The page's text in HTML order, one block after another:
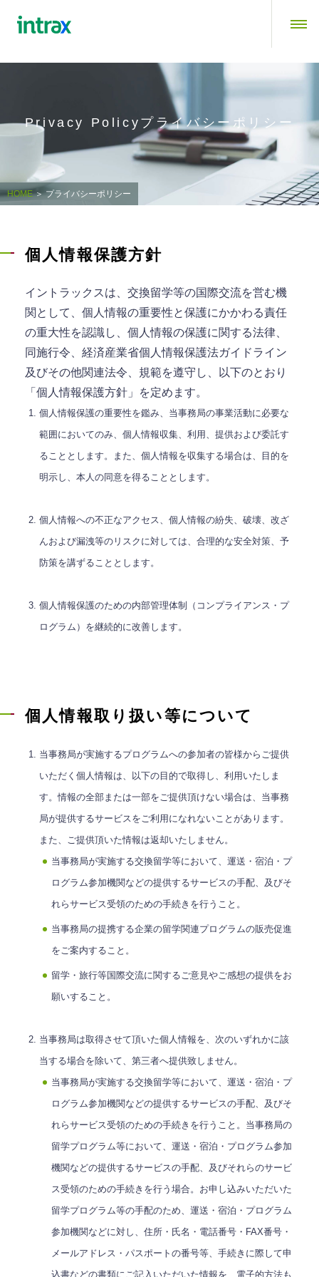
Privacy Policyプライバシーポリシー
HOME＞ プライバシーポリシー
個人情報保護方針
イントラックスは、交換留学等の国際交流を営む機
関として、個人情報の重要性と保護にかかわる責任
の重大性を認識し、個人情報の保護に関する法律、
同施行令、経済産業省個人情報保護法ガイドライン
及びその他関連法令、規範を遵守し、以下のとおり
「個人情報保護方針」を定めます。
個人情報保護の重要性を鑑み、当事務局の事業活動に必要な
範囲においてのみ、個人情報収集、利用、提供および委託す
ることとします。また、個人情報を収集する場合は、目的を
明示し、本人の同意を得ることとします。
個人情報への不正なアクセス、個人情報の紛失、破壊、改ざ
んおよび漏洩等のリスクに対しては、合理的な安全対策、予
防策を講ずることとします。
個人情報保護のための内部管理体制（コンプライアンス・プ
ログラム）を継続的に改善します。
個人情報取り扱い等について
当事務局が実施するプログラムへの参加者の皆様からご提供
いただく個人情報は、以下の目的で取得し、利用いたしま
す。情報の全部または一部をご提供頂けない場合は、当事務
局が提供するサービスをご利用になれないことがあります。
また、ご提供頂いた情報は返却いたしません。
当事務局が実施する交換留学等において、運送・宿泊・プ
ログラム参加機関などの提供するサービスの手配、及びそ
れらサービス受領のための手続きを行うこと。
当事務局の提携する企業の留学関連プログラムの販売促進
をご案内すること。
留学・旅行等国際交流に関するご意見やご感想の提供をお
願いすること。
当事務局は取得させて頂いた個人情報を、次のいずれかに該
当する場合を除いて、第三者へ提供致しません。
当事務局が実施する交換留学等において、運送・宿泊・プ
ログラム参加機関などの提供するサービスの手配、及びそ
れらサービス受領のための手続きを行うこと。当事務局の
留学プログラム等において、運送・宿泊・プログラム参加
機関などの提供するサービスの手配、及びそれらのサービ
ス受領のための手続きを行う場合。お申し込みいただいた
留学プログラム等の手配のため、運送・宿泊・プログラム
参加機関などに対し、住所・氏名・電話番号・FAX番号・
メールアドレス・パスポートの番号等、手続きに際して申
込書などの書類にご記入いただいた情報を、電子的方法も